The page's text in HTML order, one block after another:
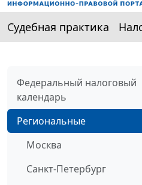
Судебная практика
Федеральный налоговый
календарь
Региональные
Москва
Санкт-Петербург